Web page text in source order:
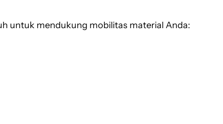
untuk mendukung mobilitas material Anda: